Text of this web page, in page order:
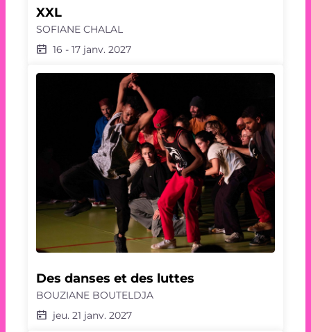
XXL
SOFIANE CHALAL
16 - 17 janv. 2027
Des danses et des luttes
BOUZIANE BOUTELDJA
jeu. 21 janv. 2027